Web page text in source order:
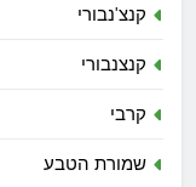
קנצ'נבורי
קנצנבורי
קרבי
שמורת הטבע